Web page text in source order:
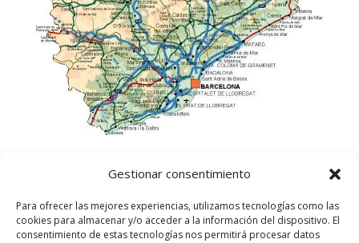
Gestionar consentimiento
Para ofrecer las mejores experiencias, utilizamos tecnologías como las
cookies para almacenar y/o acceder a la información del dispositivo. El
consentimiento de estas tecnologías nos permitirá procesar datos